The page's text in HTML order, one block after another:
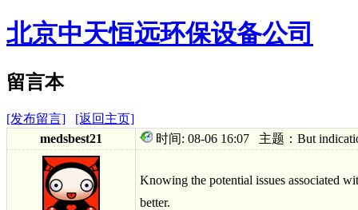
北京中天恒远环保设备公司
留言本
[发布留言]
[返回主页]
medsbest21
时间: 08-06 16:07 主题：But
Knowing the potential issues associated
better.